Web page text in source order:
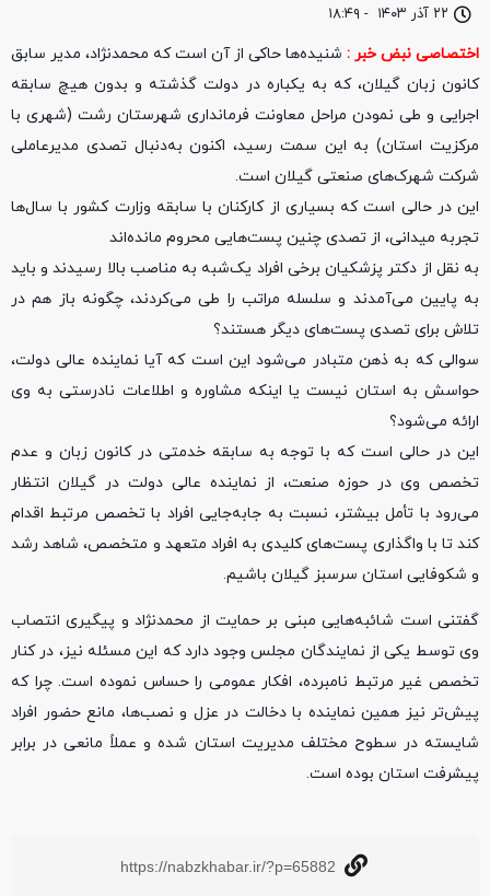
۲۲ آذر ۱۴۰۳ - ۱۸:۴۹
اختصاصی نبض خبر : شنیده‌ها حاکی از آن است که محمدنژاد، مدیر سابق
کانون زبان گیلان، که به‌ یکباره در دولت گذشته و بدون هیچ سابقه
اجرایی و طی نمودن مراحل معاونت فرمانداری شهرستان رشت (شهری با
مرکزیت استان) به این سمت رسید، اکنون به‌دنبال تصدی مدیرعاملی
شرکت شهرک‌های صنعتی گیلان است.
این در حالی است که بسیاری از کارکنان با سابقه وزارت کشور با سال‌ها
تجربه میدانی، از تصدی چنین پست‌هایی محروم مانده‌اند
به نقل از دکتر پزشکیان برخی افراد یک‌شبه به مناصب بالا رسیدند و باید
به پایین می‌آمدند و سلسله مراتب را طی می‌کردند، چگونه باز هم در
تلاش برای تصدی پست‌های دیگر هستند؟
سوالی که به ذهن متبادر می‌شود این است که آیا نماینده عالی دولت،
حواسش به استان نیست یا اینکه مشاوره و اطلاعات نادرستی به وی
ارائه می‌شود؟
این در حالی است که با توجه به سابقه خدمتی در کانون زبان و عدم
تخصص وی در حوزه صنعت، از نماینده عالی دولت در گیلان انتظار
می‌رود با تأمل بیشتر، نسبت به جابه‌جایی افراد با تخصص مرتبط اقدام
کند تا با واگذاری پست‌های کلیدی به افراد متعهد و متخصص، شاهد رشد
و شکوفایی استان سرسبز گیلان باشیم.
گفتنی است شائبه‌هایی مبنی بر حمایت از محمدنژاد و پیگیری انتصاب
وی توسط یکی از نمایندگان مجلس وجود دارد که این مسئله نیز، در کنار
تخصص غیر مرتبط نامبرده، افکار عمومی را حساس نموده است. چرا که
پیش‌تر نیز همین نماینده با دخالت در عزل و نصب‌ها، مانع حضور افراد
شایسته در سطوح مختلف مدیریت استان شده و عملاً مانعی در برابر
پیشرفت استان بوده است.
https://nabzkhabar.ir/?p=65882